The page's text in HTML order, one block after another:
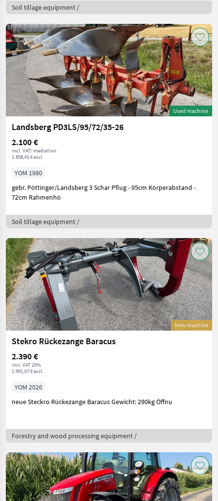
Soil tillage equipment /
Used machine
Landsberg PD3LS/95/72/35-26
2.100 €
incl. VAT/ mediation
1.858,41 € excl.
YOM 1980
gebr. Pöttinger/Landsberg 3 Schar Pflug - 95cm Körperabstand -
72cm Rahmenhö
Soil tillage equipment /
New machine
Stekro Rückezange Baracus
2.390 €
incl. VAT 20%
1.991,67 € excl.
YOM 2026
neue Steckro Rückezange Baracus Gewicht: 290kg Öffnu
Forestry and wood processing equipment /